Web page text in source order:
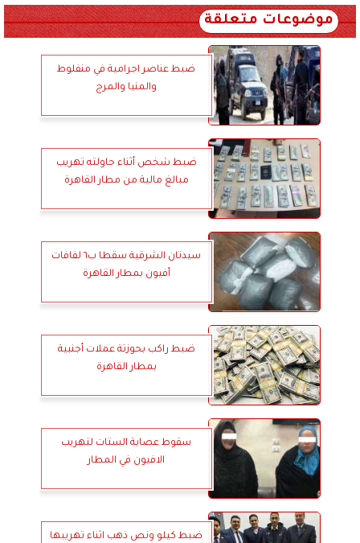
موضوعات متعلقة
ضبط عناصر اجرامية في منفلوط
والمنيا والمرج
ضبط شخص أثناء حاولته تهريب
مبالغ مالية من مطار القاهرة
سيدتان الشرقية سقطا ب٦ لفافات
أفيون بمطار القاهرة
ضبط راكب بحوزتة عملات أجنبية
بمطار القاهرة
سقوط عصابة الستات لتهريب
الافيون في المطار
ضبط كيلو ونص ذهب اثناء تهريبها